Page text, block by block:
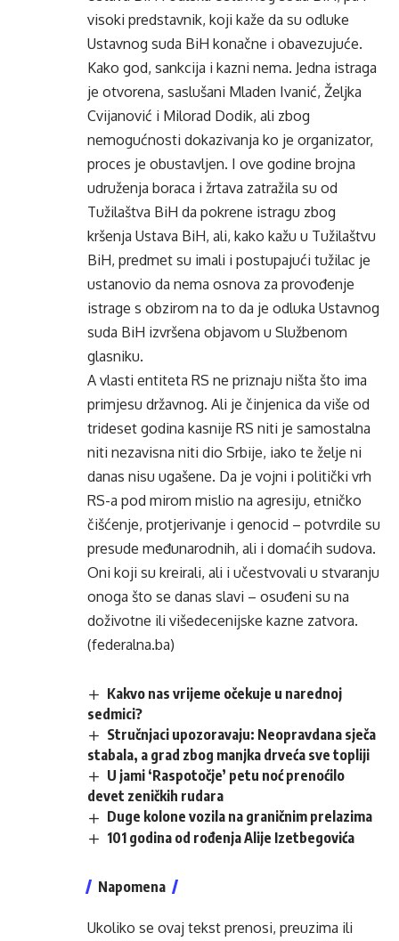
visoki predstavnik, koji kaže da su odluke
Ustavnog suda BiH konačne i obavezujuće.
Kako god, sankcija i kazni nema. Jedna istraga
je otvorena, saslušani Mladen Ivanić, Željka
Cvijanović i Milorad Dodik, ali zbog
nemogućnosti dokazivanja ko je organizator,
proces je obustavljen. I ove godine brojna
udruženja boraca i žrtava zatražila su od
Tužilaštva BiH da pokrene istragu zbog
kršenja Ustava BiH, ali, kako kažu u Tužilaštvu
BiH, predmet su imali i postupajući tužilac je
ustanovio da nema osnova za provođenje
istrage s obzirom na to da je odluka Ustavnog
suda BiH izvršena objavom u Službenom
glasniku.
A vlasti entiteta RS ne priznaju ništa što ima
primjesu državnog. Ali je činjenica da više od
trideset godina kasnije RS niti je samostalna
niti nezavisna niti dio Srbije, iako te želje ni
danas nisu ugašene. Da je vojni i politički vrh
RS-a pod mirom mislio na agresiju, etničko
čišćenje, protjerivanje i genocid – potvrdile su
presude međunarodnih, ali i domaćih sudova.
Oni koji su kreirali, ali i učestvovali u stvaranju
onoga što se danas slavi – osuđeni su na
doživotne ili višedecenijske kazne zatvora.
(federalna.ba)
Kakvo nas vrijeme očekuje u narednoj
sedmici?
Stručnjaci upozoravaju: Neopravdana sječa
stabala, a grad zbog manjka drveća sve topliji
U jami ‘Raspotočje’ petu noć prenoćilo
devet zeničkih rudara
Duge kolone vozila na graničnim prelazima
101 godina od rođenja Alije Izetbegovića
Napomena
Ukoliko se ovaj tekst prenosi, preuzima ili